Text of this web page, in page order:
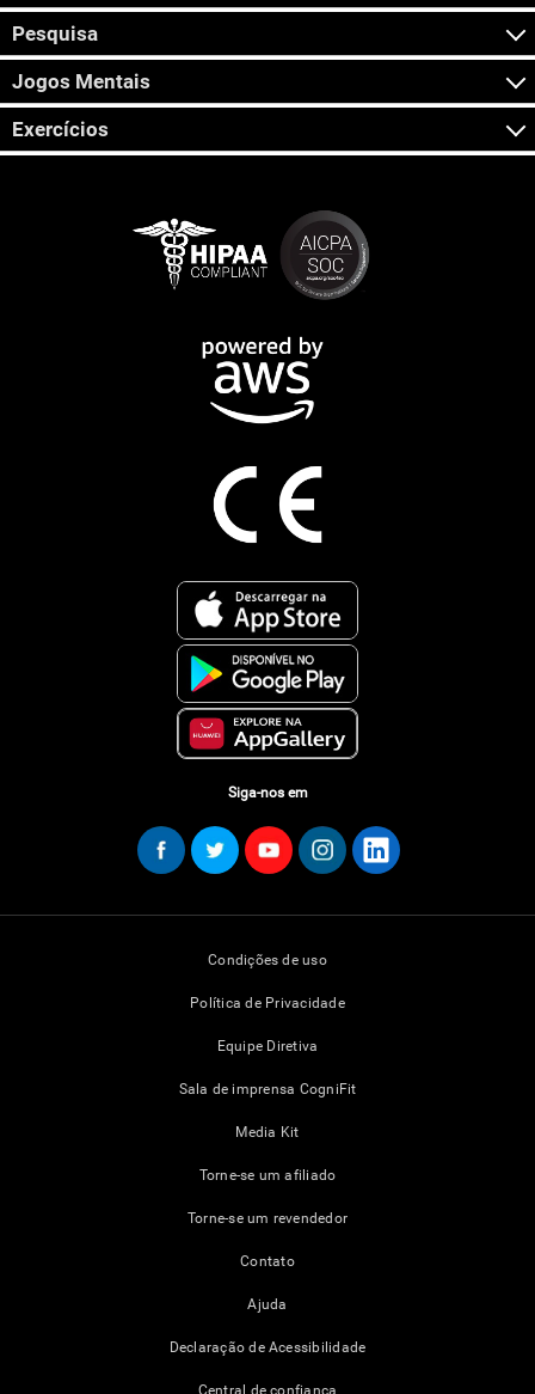
Pesquisa
Jogos Mentais
Exercícios
Siga-nos em
Condições de uso
Política de Privacidade
Equipe Diretiva
Sala de imprensa CogniFit
Media Kit
Torne-se um afiliado
Torne-se um revendedor
Contato
Ajuda
Declaração de Acessibilidade